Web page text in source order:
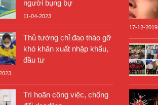
người bụng bự
11-04-2023
Thủ tướng chỉ đạo tháo gỡ
khó khăn xuất nhập khẩu,
đầu tư
Trì hoãn công việc, chống
17-12-2019